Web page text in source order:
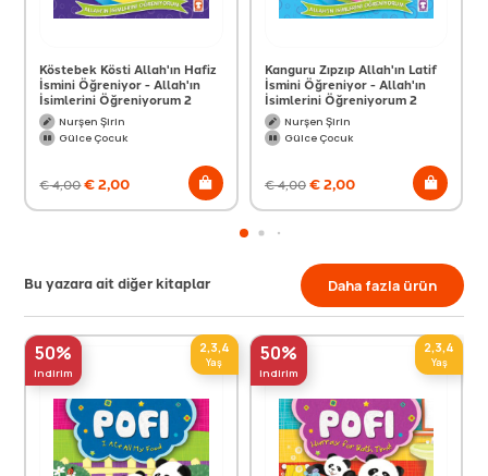
Köstebek Kösti Allah'ın Hafiz
İsmini Öğreniyor - Allah'ın
İsimlerini Öğreniyorum 2
Nurşen Şirin
Gülce Çocuk
€4,00€2,00
Kanguru Zıpzıp Allah'ın Latif
İsmini Öğreniyor - Allah'ın
İsimlerini Öğreniyorum 2
Nurşen Şirin
Gülce Çocuk
€4,00€2,00
Bu yazara ait diğer kitaplar Daha fazla ürün
50%
indirim
2,3,4
Yaş 50%
indirim
2,3,4
Yaş